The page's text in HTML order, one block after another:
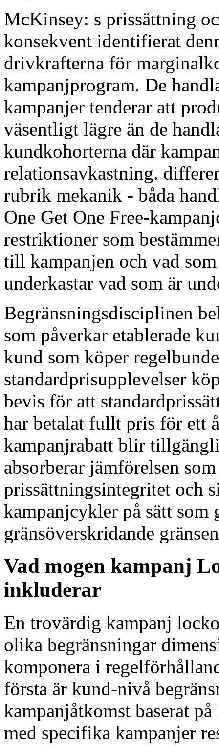
McKinsey: s prissättning
konsekvent identifierat
drivkrafterna för
kampanjprogram. De
kampanjer tenderar att
väsentligt lägre än de
kundkohorterna där
relationsavkastning.
rubrik mekanik - båda
One Get One Free-
restriktioner som
till kampanjen och vad
underkastar vad som är
Begränsningsdisciplinen
som påverkar etablerade
kund som köper
standardprisupplevelser
bevis för att
har betalat fullt pris för ett
kampanjrabatt blir
absorberar jämförelsen
prissättningsintegritet och
kampanjcykler på sätt som
gränsöverskridande
Vad mogen kampanj
inkluderar
En trovärdig kampanj
olika begränsningar
komponera i
första är kund-nivå
kampanjåtkomst baserat
med specifika kampanjer